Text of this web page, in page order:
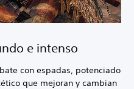
e intenso
con espadas, potenciado
que mejoran y cambian